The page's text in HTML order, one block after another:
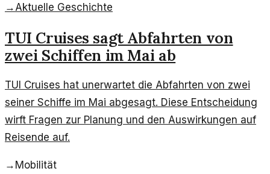
→ Aktuelle Geschichte
TUI Cruises sagt Abfahrten von
zwei Schiffen im Mai ab
TUI Cruises hat unerwartet die Abfahrten von zwei
seiner Schiffe im Mai abgesagt. Diese Entscheidung
wirft Fragen zur Planung und den Auswirkungen auf
Reisende auf.
→ Mobilität